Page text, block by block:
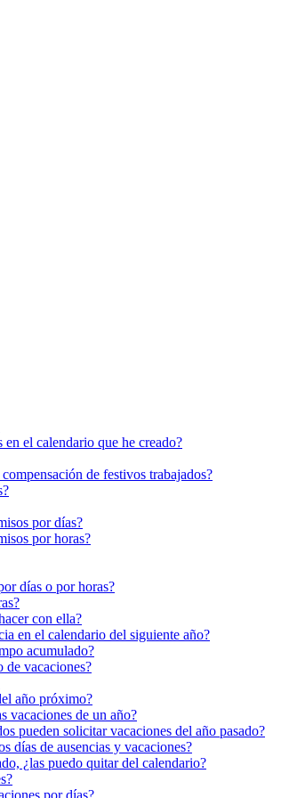
el calendario que he creado?
de festivos trabajados?
por días?
por horas?
días o por horas?
con ella?
en el calendario del siguiente año?
acumulado?
de vacaciones?
año próximo?
vacaciones de un año?
pueden solicitar vacaciones del año pasado?
días de ausencias y vacaciones?
¿las puedo quitar del calendario?
por días?